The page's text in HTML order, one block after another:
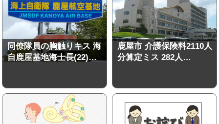
同僚隊員の胸触りキス 海
自鹿屋基地海士長(22)…
鹿屋市 介護保険料2110人
分算定ミス 282人…